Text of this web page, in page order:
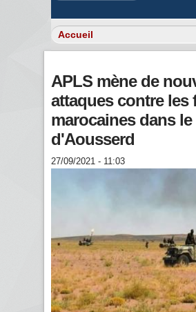
APLS mène de
attaques contre les
marocaines dans
d'Aousserd
27/09/2021 - 11:03